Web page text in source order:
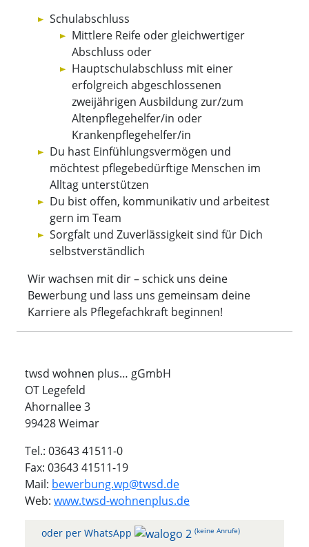
Schulabschluss
Mittlere Reife oder gleichwertiger
Abschluss oder
Hauptschulabschluss mit einer
erfolgreich abgeschlossenen
zweijährigen Ausbildung zur/zum
Altenpflegehelfer/in oder
Krankenpflegehelfer/in
Du hast Einfühlungsvermögen und
möchtest pflegebedürftige Menschen im
Alltag unterstützen
Du bist offen, kommunikativ und arbeitest
gern im Team
Sorgfalt und Zuverlässigkeit sind für Dich
selbstverständlich
Wir wachsen mit dir – schick uns deine
Bewerbung und lass uns gemeinsam deine
Karriere als Pflegefachkraft beginnen!
twsd wohnen plus… gGmbH
OT Legefeld
Ahornallee 3
99428 Weimar
Tel.: 03643 41511-0
Fax: 03643 41511-19
Mail: bewerbung.wp@twsd.de
Web: www.twsd-wohnenplus.de
oder per WhatsApp (keine Anrufe)